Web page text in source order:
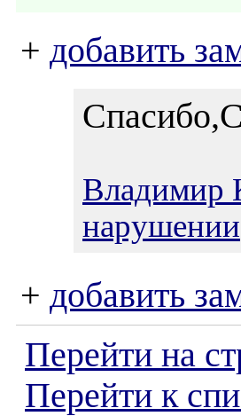
+ добавить
Владимир
нарушении
+ добавить
Перейти на
Перейти к